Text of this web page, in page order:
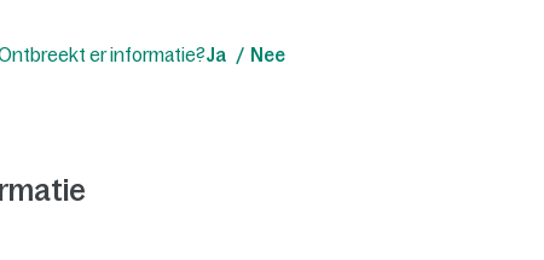
er informatie?Ja Nee